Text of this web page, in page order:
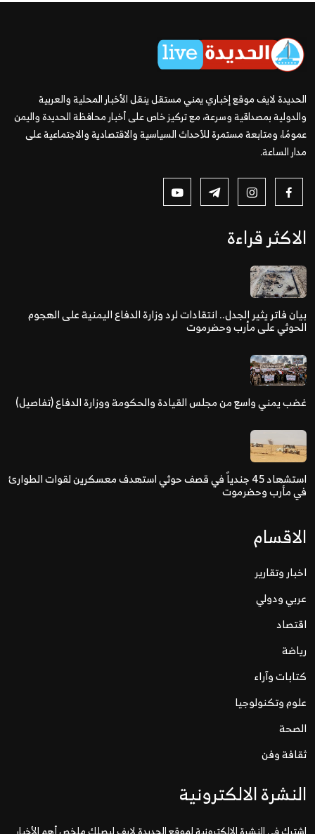
الحديدة لايف موقع إخباري يمني مستقل ينقل الأخبار المحلية والعربية
والدولية بمصداقية وسرعة، مع تركيز خاص على أخبار محافظة الحديدة واليمن
عمومًا، ومتابعة مستمرة للأحداث السياسية والاقتصادية والاجتماعية على
مدار الساعة.
الاكثر قراءة
بيان فاتر يثير الجدل.. انتقادات لرد وزارة الدفاع اليمنية على الهجوم
الحوثي على مأرب وحضرموت
غضب يمني واسع من مجلس القيادة والحكومة ووزارة الدفاع (تفاصيل)
استشهاد 45 جندياً في قصف حوثي استهدف معسكرين لقوات الطوارئ
في مأرب وحضرموت
الاقسام
اخبار وتقارير
عربي ودولي
اقتصاد
رياضة
كتابات وآراء
علوم وتكنولوجيا
الصحة
ثقافة وفن
النشرة الالكترونية